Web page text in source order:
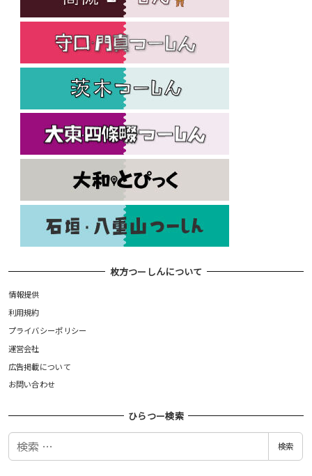
枚方つーしんについて
情報提供
利用規約
プライバシーポリシー
運営会社
広告掲載について
お問い合わせ
ひらつー検索
検
検索